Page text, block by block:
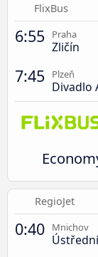
FlixBus
6:55 Praha
Zličín
7:45 Plzeň
Divadlo
RegioJet
0:40 Mnichov